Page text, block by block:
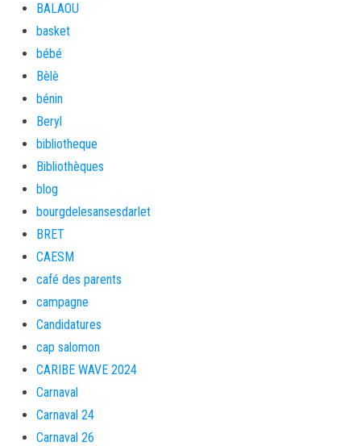
BALAOU
basket
bébé
Bèlè
bénin
Beryl
bibliotheque
Bibliothèques
blog
bourgdelesansesdarlet
BRET
CAESM
café des parents
campagne
Candidatures
cap salomon
CARIBE WAVE 2024
Carnaval
Carnaval 24
Carnaval 26